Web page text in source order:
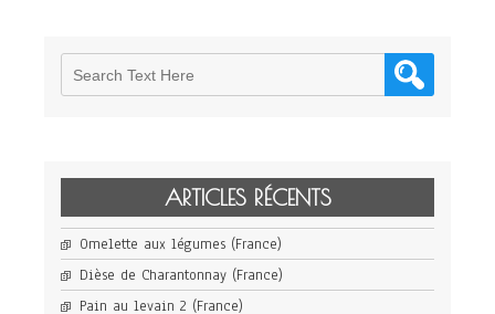
ARTICLES RÉCENTS
Omelette aux légumes (France)
Dièse de Charantonnay (France)
Pain au levain 2 (France)